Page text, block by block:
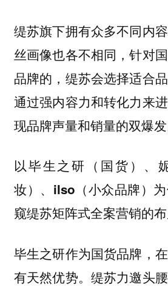
缇苏旗下拥有众多不同内
丝画像也各不相同，针对
品牌的，缇苏会选择适合
通过强内容力和转化力来
现品牌声量和销量的双爆发
以毕生之研（国货）、
妆）、ilso（小众品牌）
窥缇苏矩阵式全案营销的布
毕生之研作为国货品牌，
有天然优势。缇苏力邀头